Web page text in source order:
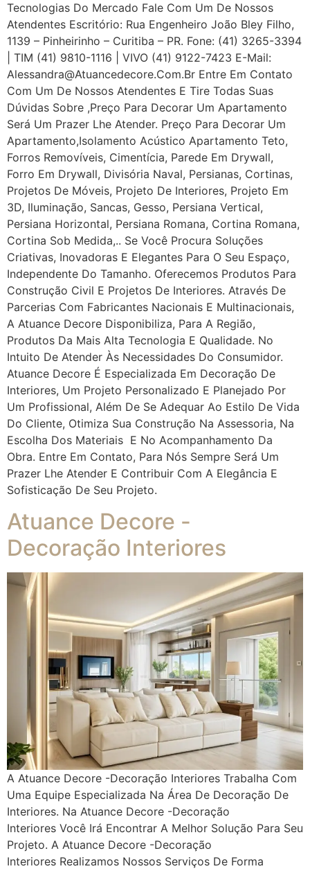
Tecnologias Do Mercado Fale Com Um De Nossos
Atendentes Escritório: Rua Engenheiro João Bley Filho,
1139 – Pinheirinho – Curitiba – PR. Fone: (41) 3265-3394
| TIM (41) 9810-1116 | VIVO (41) 9122-7423 E-Mail:
Alessandra@atuancedecore.com.br Entre Em Contato
Com Um De Nossos Atendentes E Tire Todas Suas
Dúvidas Sobre ,Preço Para Decorar Um Apartamento
Será Um Prazer Lhe Atender. Preço Para Decorar Um
Apartamento,Isolamento Acústico Apartamento Teto,
Forros Removíveis, Cimentícia, Parede Em Drywall,
Forro Em Drywall, Divisória Naval, Persianas, Cortinas,
Projetos De Móveis, Projeto De Interiores, Projeto Em
3D, Iluminação, Sancas, Gesso, Persiana Vertical,
Persiana Horizontal, Persiana Romana, Cortina Romana,
Cortina Sob Medida,.. Se Você Procura Soluções
Criativas, Inovadoras E Elegantes Para O Seu Espaço,
Independente Do Tamanho. Oferecemos Produtos Para
Construção Civil E Projetos De Interiores. Através De
Parcerias Com Fabricantes Nacionais E Multinacionais,
A Atuance Decore Disponibiliza, Para A Região,
Produtos Da Mais Alta Tecnologia E Qualidade. No
Intuito De Atender Às Necessidades Do Consumidor.
Atuance Decore É Especializada Em Decoração De
Interiores, Um Projeto Personalizado E Planejado Por
Um Profissional, Além De Se Adequar Ao Estilo De Vida
Do Cliente, Otimiza Sua Construção Na Assessoria, Na
Escolha Dos Materiais E No Acompanhamento Da
Obra. Entre Em Contato, Para Nós Sempre Será Um
Prazer Lhe Atender E Contribuir Com A Elegância E
Sofisticação De Seu Projeto.
Atuance Decore -
Decoração Interiores
A Atuance Decore -Decoração Interiores Trabalha Com
Uma Equipe Especializada Na Área De Decoração De
Interiores. Na Atuance Decore -Decoração
Interiores Você Irá Encontrar A Melhor Solução Para Seu
Projeto. A Atuance Decore -Decoração
Interiores Realizamos Nossos Serviços De Forma